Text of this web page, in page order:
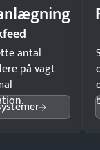
antal
på vagt